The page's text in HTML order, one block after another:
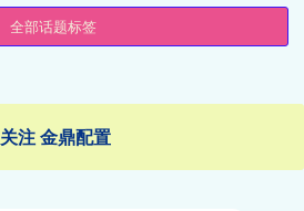
全部话题标签
关注 金鼎配置